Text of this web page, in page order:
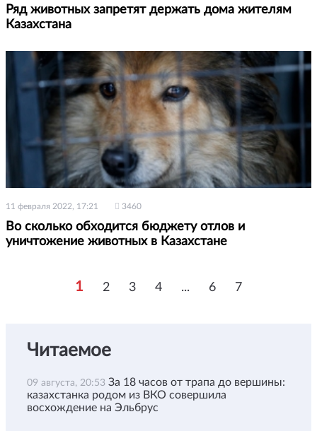
Ряд животных запретят держать дома жителям
Казахстана
11 февраля 2022, 17:21 3460
Во сколько обходится бюджету отлов и
уничтожение животных в Казахстане
1 2 3 4 ... 6 7
Читаемое
09 августа, 20:53 За 18 часов от трапа до вершины:
казахстанка родом из ВКО совершила
восхождение на Эльбрус